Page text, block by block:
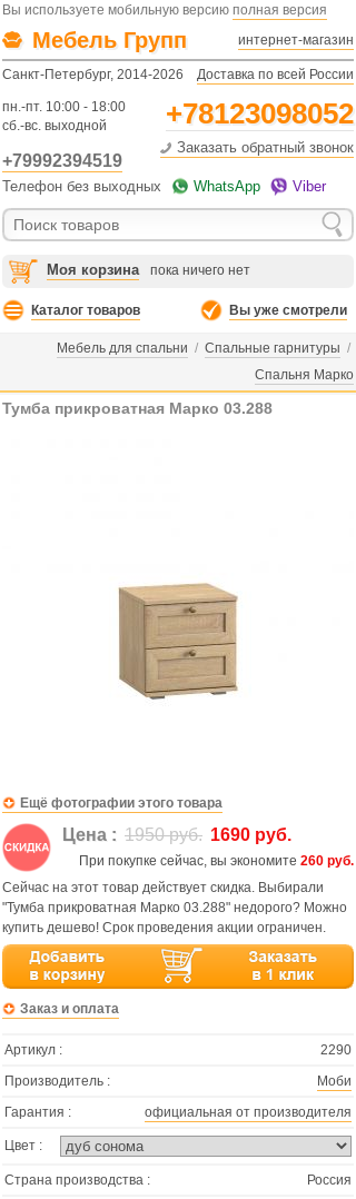
Вы используете мобильную версию полная версия
Мебель Групп интернет-магазин
Санкт-Петербург, 2014-2026 Доставка по всей России
пн.-пт. 10:00 - 18:00
сб.-вс. выходной
+78123098052
+79992394519
Заказать обратный звонок
Телефон без выходных WhatsApp Viber
Моя корзина пока ничего нет
Каталог товаров Вы уже смотрели
Мебель для спальни / Спальные гарнитуры /
Спальня Марко
Тумба прикроватная Марко 03.288
Ещё фотографии этого товара
Цена : 1950 руб. 1690 руб.
При покупке сейчас, вы экономите 260 руб.
Сейчас на этот товар действует скидка. Выбирали
"Тумба прикроватная Марко 03.288" недорого? Можно
купить дешево! Срок проведения акции ограничен.
Заказ и оплата
Артикул :
2290
Производитель :
Моби
Гарантия :
официальная от производителя
Цвет :
Страна производства :
Россия